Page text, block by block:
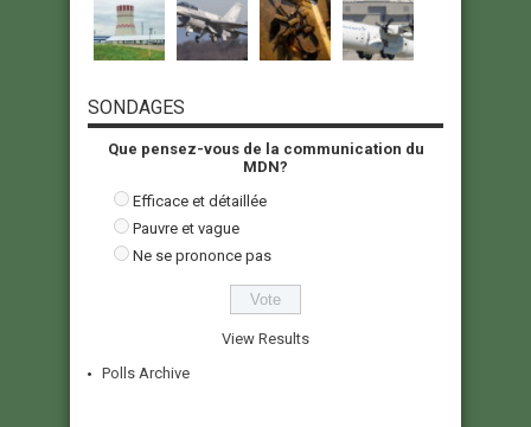
SONDAGES
Que pensez-vous de la communication du
MDN?
Efficace et détaillée
Pauvre et vague
Ne se prononce pas
View Results
Polls Archive